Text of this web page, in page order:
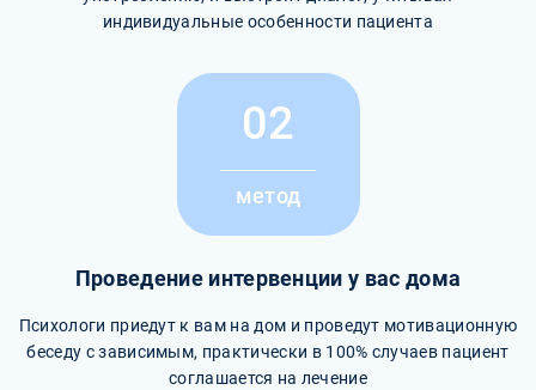
индивидуальные особенности пациента
02
метод
Проведение интервенции у вас дома
Психологи приедут к вам на дом и проведут мотивационную
беседу с зависимым, практически в 100% случаев пациент
соглашается на лечение